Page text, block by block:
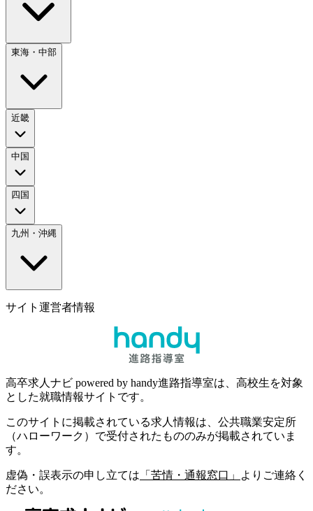
東海・中部
近畿
中国
四国
九州・沖縄
サイト運営者情報
高卒求人ナビ powered by handy進路指導室は、高校生を対象
とした就職情報サイトです。
このサイトに掲載されている求人情報は、公共職業安定所
（ハローワーク）で受付されたもののみが掲載されていま
す。
虚偽・誤表示の申し立ては 「苦情・通報窓口」
よりご連絡く
ださい。